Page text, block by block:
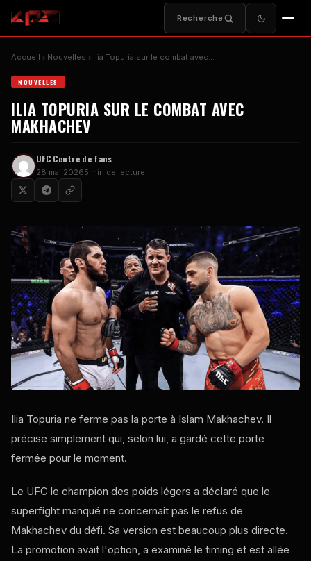
Recherche
Accueil Nouvelles Ilia Topuria sur le combat avec...
NOUVELLES
ILIA TOPURIA SUR LE COMBAT AVEC
MAKHACHEV
UFCCentre de fans
28 mai 20265 min de lecture
Ilia Topuria ne ferme pas la porte à Islam Makhachev. Il
précise simplement qui, selon lui, a gardé cette porte
fermée pour le moment.
Le UFC le champion des poids légers a déclaré que le
superfight manqué ne concernait pas le refus de
Makhachev du défi. Sa version est beaucoup plus directe.
La promotion avait l'option, a examiné le timing et est allée